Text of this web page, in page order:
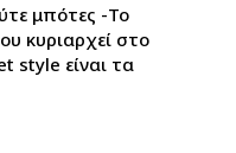
μπότες -Το
κυριαρχεί στο
style είναι τα